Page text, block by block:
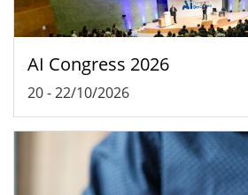
AI Congress 2026
20-22/10/2026